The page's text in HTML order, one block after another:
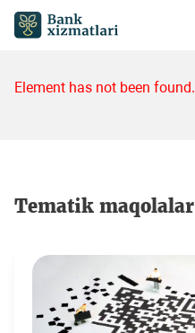
Element has not been found.
Tematik maqolalar